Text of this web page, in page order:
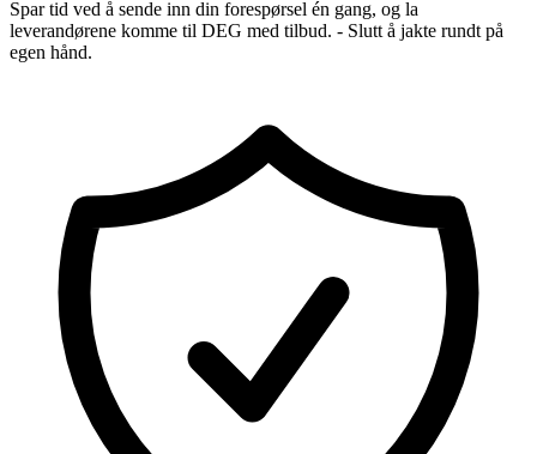
Spar tid ved å sende inn din forespørsel én gang, og la
leverandørene komme til DEG med tilbud. - Slutt å jakte rundt på
egen hånd.